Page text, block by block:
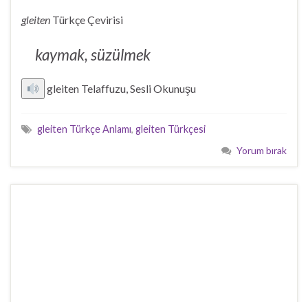
gleiten Türkçe Çevirisi
kaymak, süzülmek
gleiten Telaffuzu, Sesli Okunuşu
gleiten Türkçe Anlamı, gleiten Türkçesi
Yorum bırak